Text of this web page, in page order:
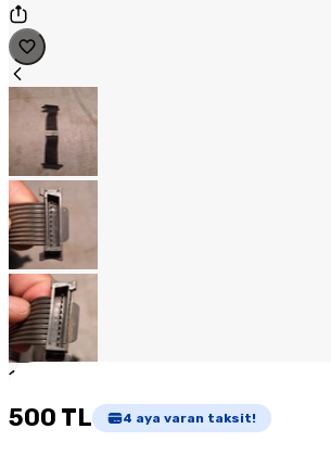
1
500 TL 4 aya varan taksit!